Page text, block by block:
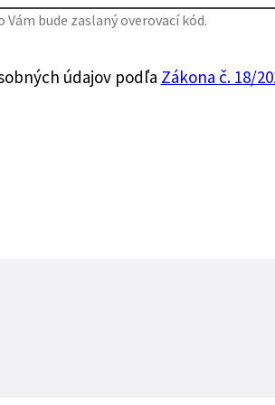
bude zaslaný overovací kód.
údajov podľa Zákona č. 18/